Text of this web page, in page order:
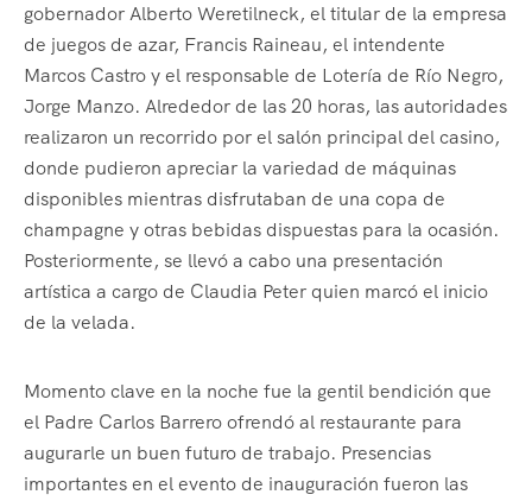
gobernador Alberto Weretilneck, el titular de la empresa
de juegos de azar, Francis Raineau, el intendente
Marcos Castro y el responsable de Lotería de Río Negro,
Jorge Manzo. Alrededor de las 20 horas, las autoridades
realizaron un recorrido por el salón principal del casino,
donde pudieron apreciar la variedad de máquinas
disponibles mientras disfrutaban de una copa de
champagne y otras bebidas dispuestas para la ocasión.
Posteriormente, se llevó a cabo una presentación
artística a cargo de Claudia Peter quien marcó el inicio
de la velada.
Momento clave en la noche fue la gentil bendición que
el Padre Carlos Barrero ofrendó al restaurante para
augurarle un buen futuro de trabajo. Presencias
importantes en el evento de inauguración fueron las